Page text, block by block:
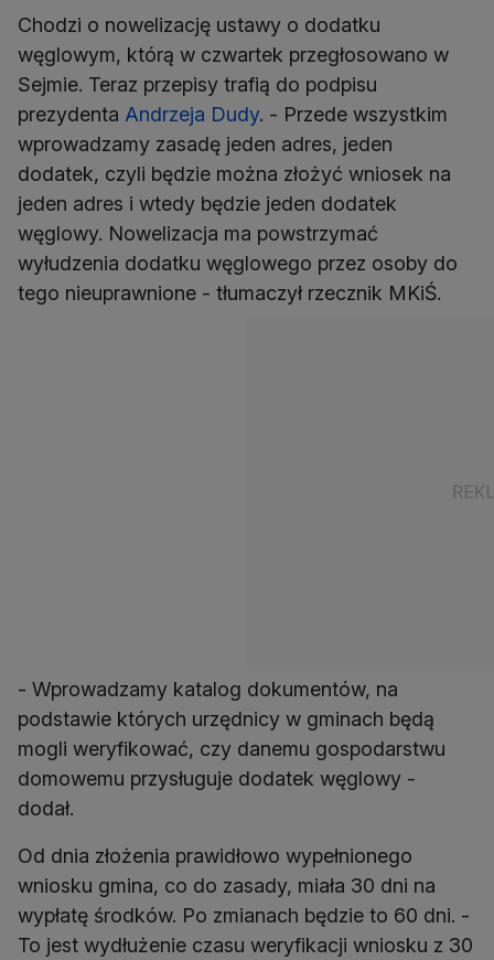
Chodzi o nowelizację ustawy o dodatku
węglowym, którą w czwartek przegłosowano w
Sejmie. Teraz przepisy trafią do podpisu
prezydenta Andrzeja Dudy. - Przede wszystkim
wprowadzamy zasadę jeden adres, jeden
dodatek, czyli będzie można złożyć wniosek na
jeden adres i wtedy będzie jeden dodatek
węglowy. Nowelizacja ma powstrzymać
wyłudzenia dodatku węglowego przez osoby do
tego nieuprawnione - tłumaczył rzecznik MKiŚ.
- Wprowadzamy katalog dokumentów, na
podstawie których urzędnicy w gminach będą
mogli weryfikować, czy danemu gospodarstwu
domowemu przysługuje dodatek węglowy -
dodał.
Od dnia złożenia prawidłowo wypełnionego
wniosku gmina, co do zasady, miała 30 dni na
wypłatę środków. Po zmianach będzie to 60 dni. -
To jest wydłużenie czasu weryfikacji wniosku z 30